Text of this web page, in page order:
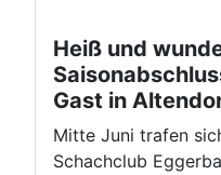
Heiß und
Gast in
Mitte Juni trafen
Schachclub